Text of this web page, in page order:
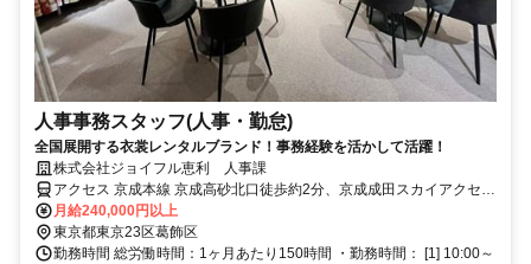
人事事務スタッフ(人事・勤怠)
全国展開する衣裳レンタルブランド！事務経験を活かして活躍！
株式会社ジョイフル恵利 人事課
アクセス 京成本線 京成高砂北口徒歩約2分、京成成田スカイアクセス
線・北総線 京成高砂北口徒歩約2分、京成金町線 京成高砂北口徒歩約
2分 京成本線・京成金町線・京成成田スカイアクセス線・北総鉄道北
総線「京成高砂駅」から徒歩2分
月給240,000円以上
東京都東京23区葛飾区
勤務時間 総労働時間：1ヶ月あたり150時間 ・勤務時間： [1] 10:00～